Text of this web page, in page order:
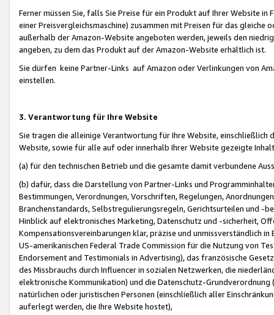
Ferner müssen Sie, falls Sie Preise für ein Produkt auf Ihrer Website
einer Preisvergleichsmaschine) zusammen mit Preisen für das
außerhalb der Amazon-Website angeboten werden, jeweils den
angeben, zu dem das Produkt auf der Amazon-Website erhältlich ist.
Sie dürfen keine Partner-Links auf Amazon oder Verlinkungen von
einstellen.
3. Verantwortung für Ihre Website
Sie tragen die alleinige Verantwortung für Ihre Website,
Website, sowie für alle auf oder innerhalb Ihrer Website gezeigte
(a) für den technischen Betrieb und die gesamte damit verbundene
(b) dafür, dass die Darstellung von Partner-Links und
Bestimmungen, Verordnungen, Vorschriften, Regelungen,
Branchenstandards, Selbstregulierungsregeln, Gerichtsurteilen und -
Hinblick auf elektronisches Marketing, Datenschutz und -sicherheit,
Kompensationsvereinbarungen klar, präzise und unmissverständlich
US-amerikanischen Federal Trade Commission für die Nutzung von
Endorsement and Testimonials in Advertising), das französische
des Missbrauchs durch Influencer in sozialen Netzwerken, die
elektronische Kommunikation) und die Datenschutz-
natürlichen oder juristischen Personen (einschließlich aller
auferlegt werden, die Ihre Website hostet),